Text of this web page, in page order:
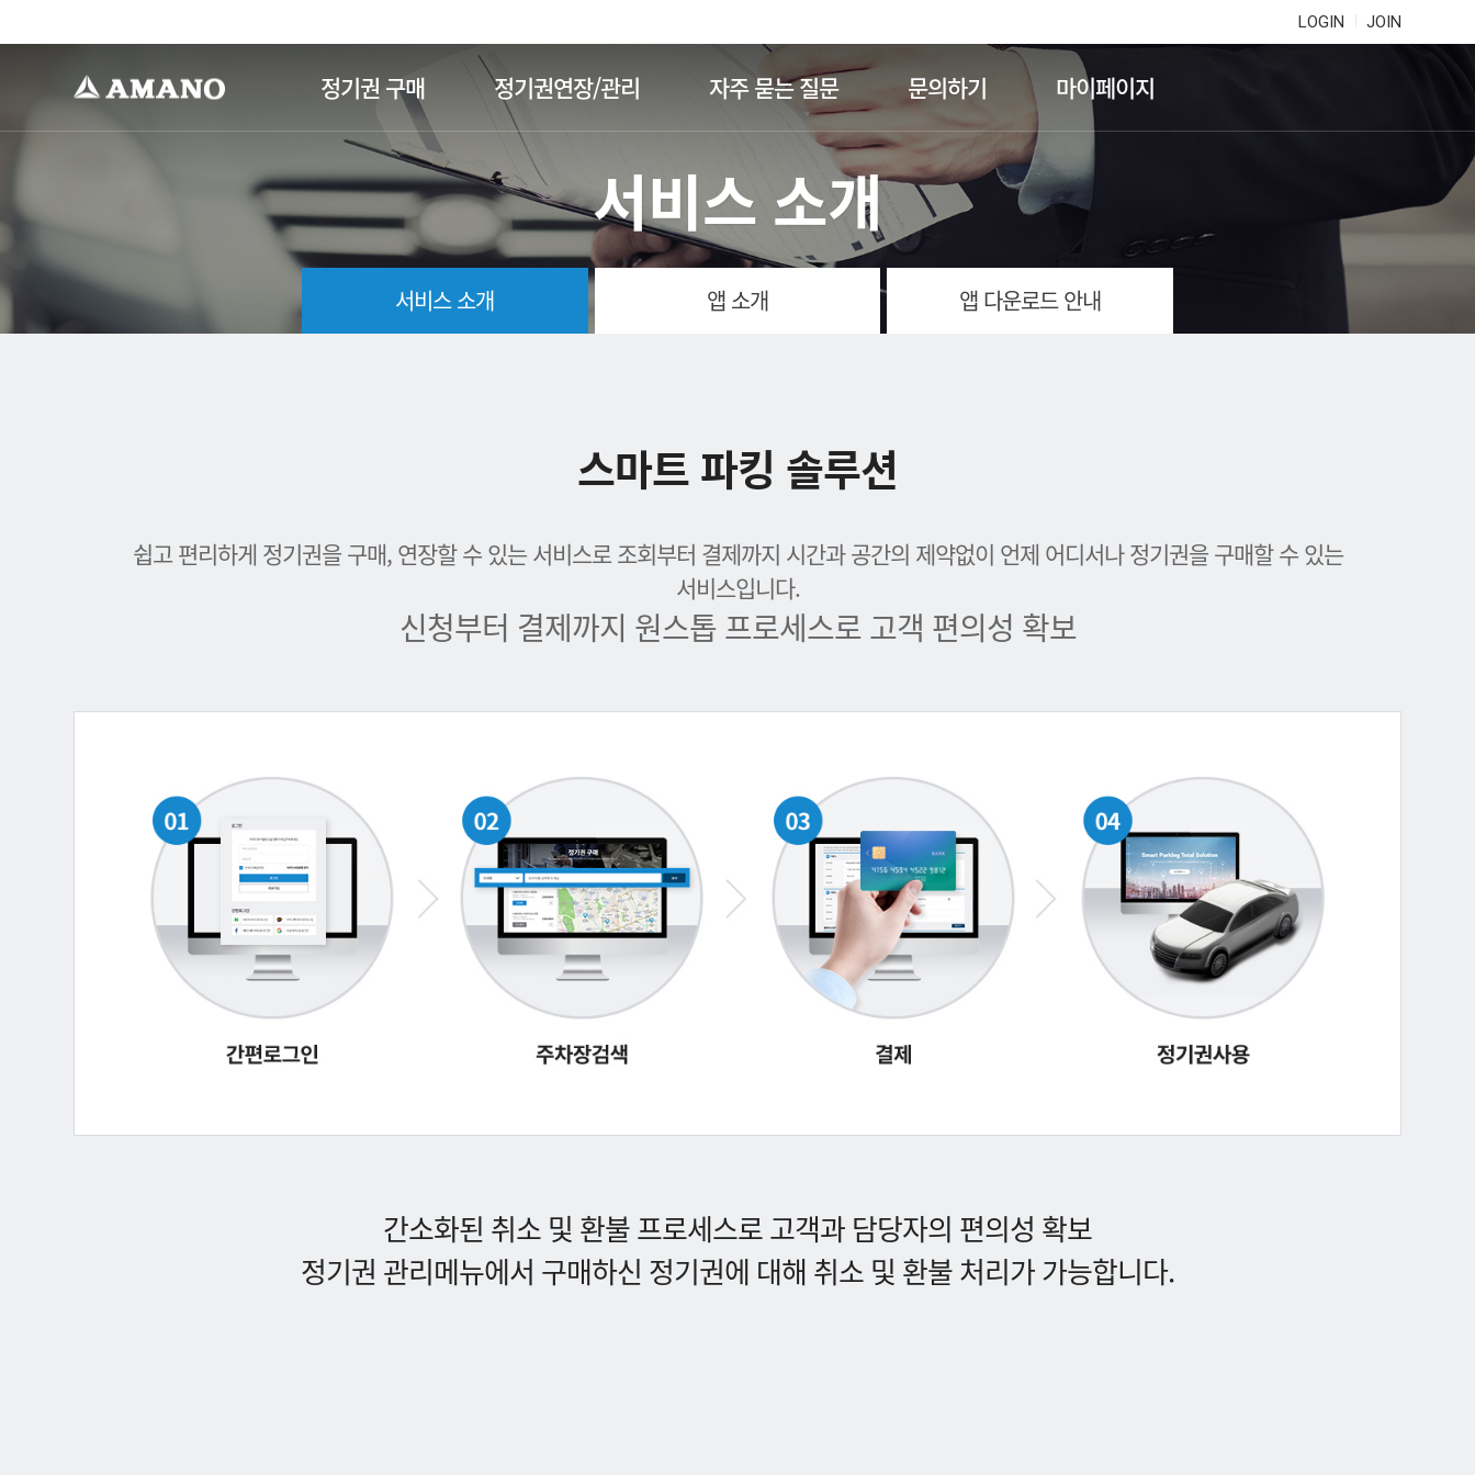
LOGIN JOIN
정기권 구매 정기권연장/관리 자주 묻는 질문 문의하기 마이페이지
서비스 소개
서비스 소개 앱 소개 앱 다운로드 안내
스마트 파킹 솔루션
쉽고 편리하게 정기권을 구매, 연장할 수 있는 서비스로 조회부터 결제까지 시간과 공간의 제약없이 언제 어디서나 정기권을 구매할 수 있는
서비스입니다.
신청부터 결제까지 원스톱 프로세스로 고객 편의성 확보
간소화된 취소 및 환불 프로세스로 고객과 담당자의 편의성 확보
정기권 관리메뉴에서 구매하신 정기권에 대해 취소 및 환불 처리가 가능합니다.